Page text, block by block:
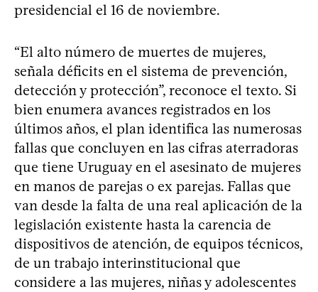
presidencial el 16 de noviembre.
“El alto número de muertes de mujeres,
señala déficits en el sistema de prevención,
detección y protección”, reconoce el texto. Si
bien enumera avances registrados en los
últimos años, el plan identifica las numerosas
fallas que concluyen en las cifras aterradoras
que tiene Uruguay en el asesinato de mujeres
en manos de parejas o ex parejas. Fallas que
van desde la falta de una real aplicación de la
legislación existente hasta la carencia de
dispositivos de atención, de equipos técnicos,
de un trabajo interinstitucional que
considere a las mujeres, niñas y adolescentes